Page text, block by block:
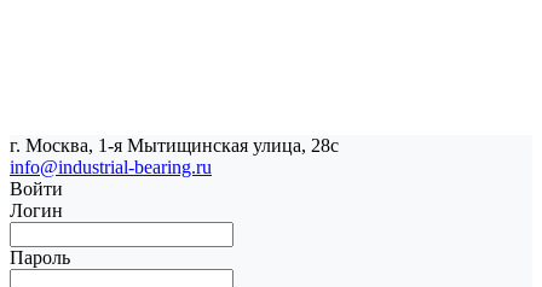
г. Москва, 1-я Мытищинская улица, 28с
info@industrial-bearing.ru
Войти
Логин
Пароль